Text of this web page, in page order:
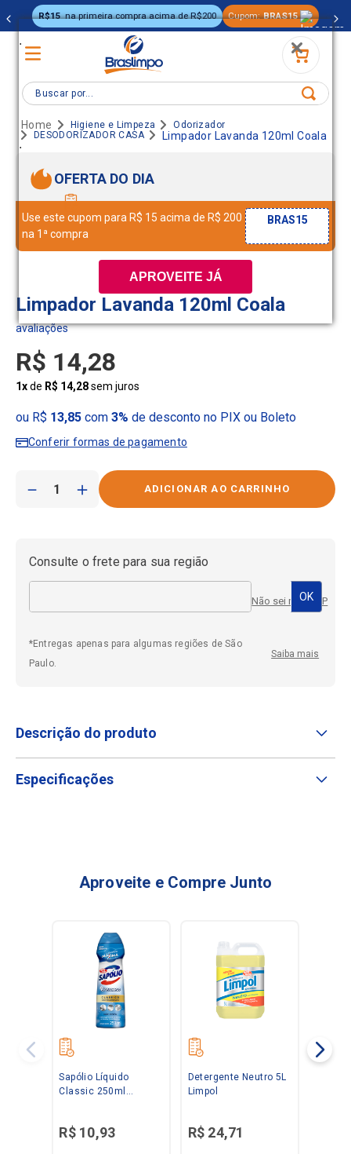
.
.
APROVEITE JÁ
R$15 na primeira compra acima de R$200 Cupom: BRAS15
Buscar por...
Higiene e Limpeza
Odorizador
DESODORIZADOR CASA
Limpador Lavanda 120ml Coala
OFERTA DO DIA
Use este cupom para R$ 15 acima de R$ 200
na 1ª compra
BRAS15
Limpador Lavanda 120ml Coala
R$ 14,28
1xde R$ 14,28sem juros
ou R$ 13,85com 3% de desconto no PIX ou Boleto
Conferir formas de pagamento
＋
－
Consulte o frete para sua região
Não sei meu CEP
*Entregas apenas para algumas regiões de São
Paulo.
Saiba mais
Descrição do produto
Especificações
Aproveite e Compre Junto
Sapólio Líquido
Classic 250ml
R$ 10,93
Detergente Neutro 5L
Limpol
R$ 24,71